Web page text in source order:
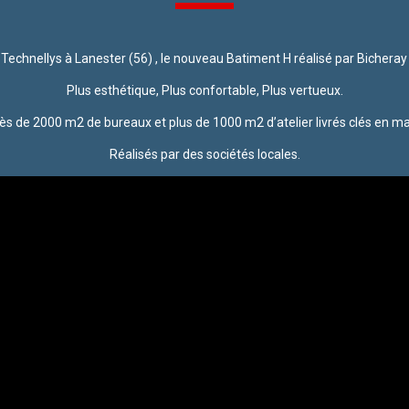
à Lanester (56) , le nouveau Batiment H réalisé par
Plus esthétique, Plus confortable, Plus vertueux.
de 2000 m2 de bureaux et plus de 1000 m2 d’atelier livrés clés en
Réalisés par des sociétés locales.